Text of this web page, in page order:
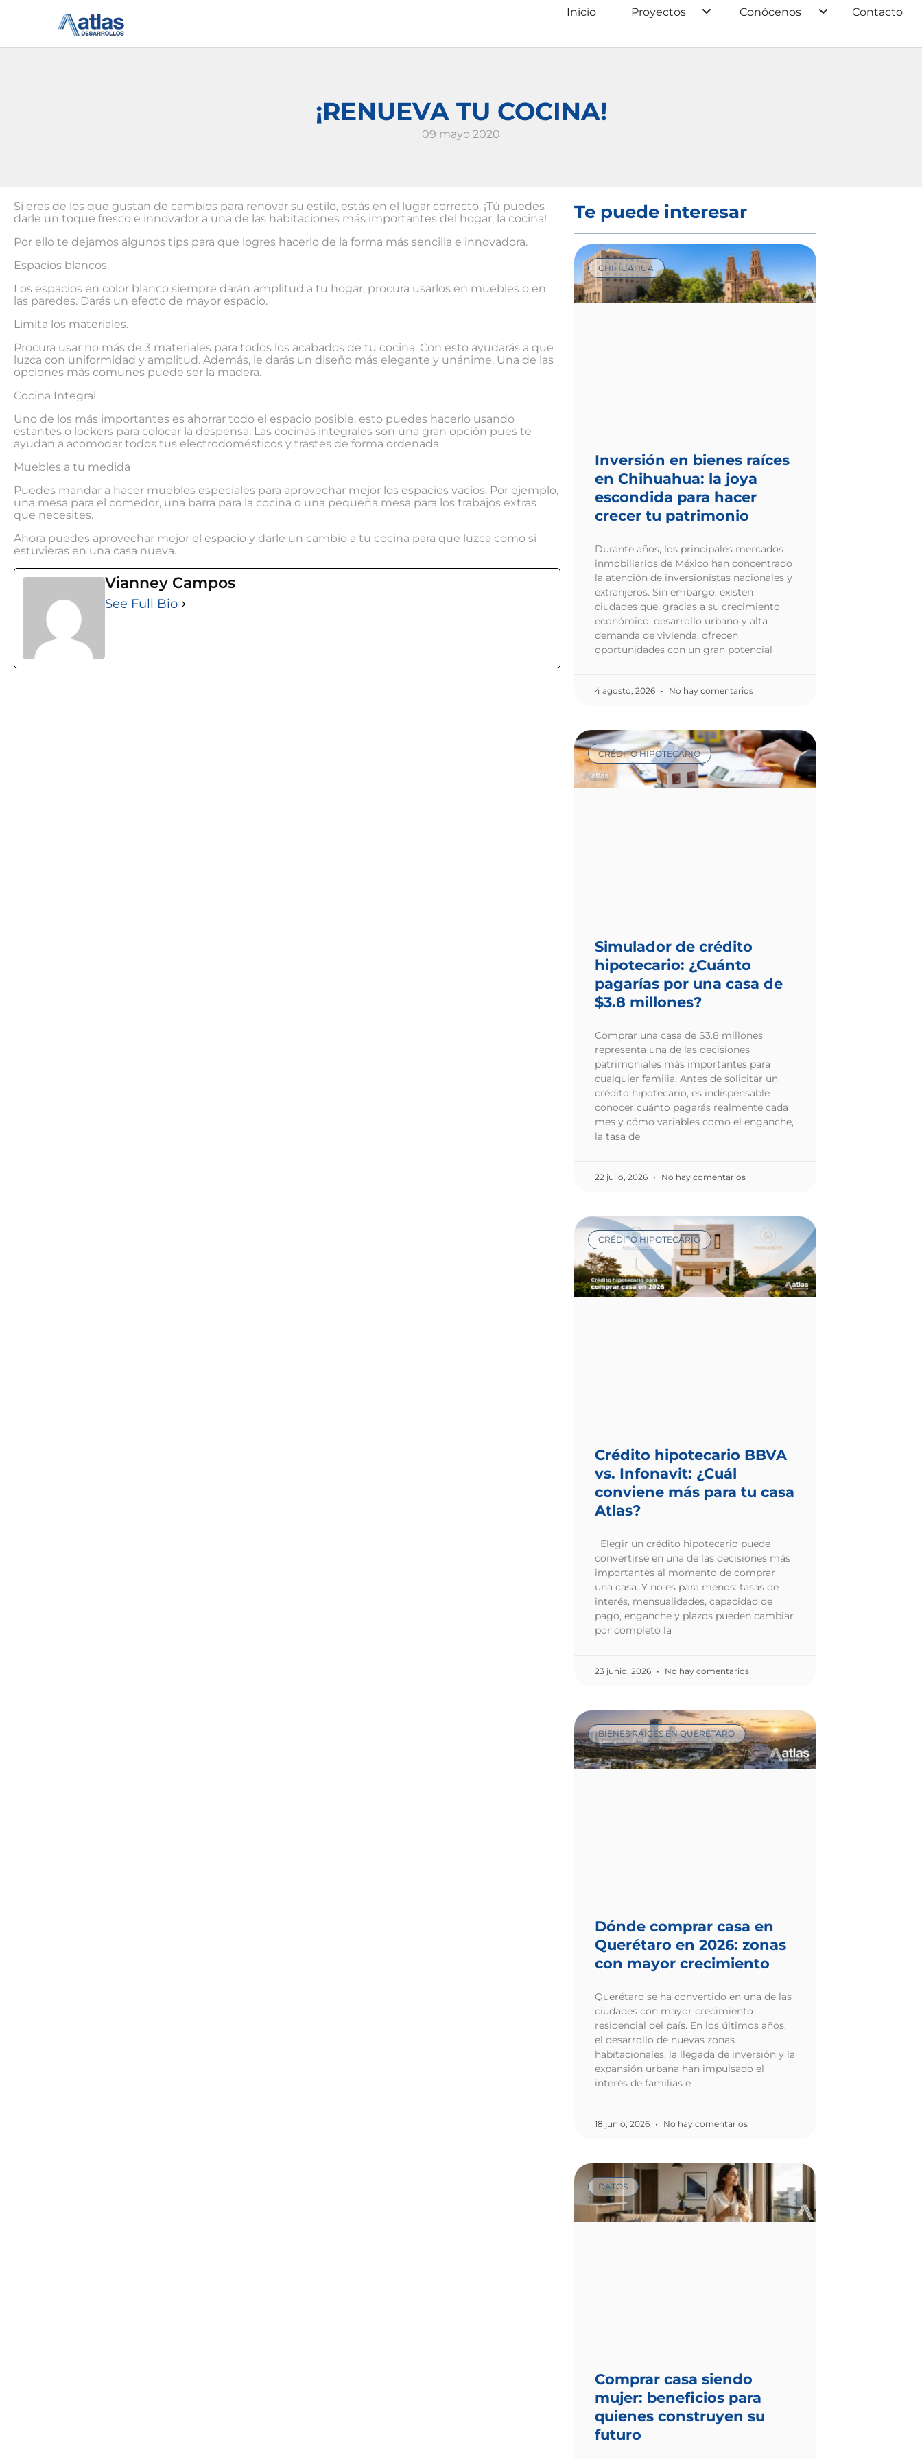
Inicio Proyectos Conócenos Contacto
¡RENUEVA TU COCINA!
09 mayo 2020
Si eres de los que gustan de cambios para renovar su estilo, estás en el lugar correcto. ¡Tú puedes
darle un toque fresco e innovador a una de las habitaciones más importantes del hogar, la cocina!
Por ello te dejamos algunos tips para que logres hacerlo de la forma más sencilla e innovadora.
Espacios blancos.
Los espacios en color blanco siempre darán amplitud a tu hogar, procura usarlos en muebles o en
las paredes. Darás un efecto de mayor espacio.
Limita los materiales.
Procura usar no más de 3 materiales para todos los acabados de tu cocina. Con esto ayudarás a que
luzca con uniformidad y amplitud. Además, le darás un diseño más elegante y unánime. Una de las
opciones más comunes puede ser la madera.
Cocina Integral
Uno de los más importantes es ahorrar todo el espacio posible, esto puedes hacerlo usando
estantes o lockers para colocar la despensa. Las cocinas integrales son una gran opción pues te
ayudan a acomodar todos tus electrodomésticos y trastes de forma ordenada.
Muebles a tu medida
Puedes mandar a hacer muebles especiales para aprovechar mejor los espacios vacíos. Por ejemplo,
una mesa para el comedor, una barra para la cocina o una pequeña mesa para los trabajos extras
que necesites.
Ahora puedes aprovechar mejor el espacio y darle un cambio a tu cocina para que luzca como si
estuvieras en una casa nueva.
Vianney Campos
See Full Bio
Te puede interesar
CHIHUAHUA
Inversión en bienes raíces
en Chihuahua: la joya
escondida para hacer
crecer tu patrimonio
Durante años, los principales mercados
inmobiliarios de México han concentrado
la atención de inversionistas nacionales y
extranjeros. Sin embargo, existen
ciudades que, gracias a su crecimiento
económico, desarrollo urbano y alta
demanda de vivienda, ofrecen
oportunidades con un gran potencial
4 agosto, 2026 No hay comentarios
CRÉDITO HIPOTECARIO
Simulador de crédito
hipotecario: ¿Cuánto
pagarías por una casa de
$3.8 millones?
Comprar una casa de $3.8 millones
representa una de las decisiones
patrimoniales más importantes para
cualquier familia. Antes de solicitar un
crédito hipotecario, es indispensable
conocer cuánto pagarás realmente cada
mes y cómo variables como el enganche,
la tasa de
22 julio, 2026 No hay comentarios
CRÉDITO HIPOTECARIO
Crédito hipotecario BBVA
vs. Infonavit: ¿Cuál
conviene más para tu casa
Atlas?
Elegir un crédito hipotecario puede
convertirse en una de las decisiones más
importantes al momento de comprar
una casa. Y no es para menos: tasas de
interés, mensualidades, capacidad de
pago, enganche y plazos pueden cambiar
por completo la
23 junio, 2026 No hay comentarios
BIENES RAÍCES EN QUERÉTARO
Dónde comprar casa en
Querétaro en 2026: zonas
con mayor crecimiento
Querétaro se ha convertido en una de las
ciudades con mayor crecimiento
residencial del país. En los últimos años,
el desarrollo de nuevas zonas
habitacionales, la llegada de inversión y la
expansión urbana han impulsado el
interés de familias e
18 junio, 2026 No hay comentarios
DATOS
Comprar casa siendo
mujer: beneficios para
quienes construyen su
futuro